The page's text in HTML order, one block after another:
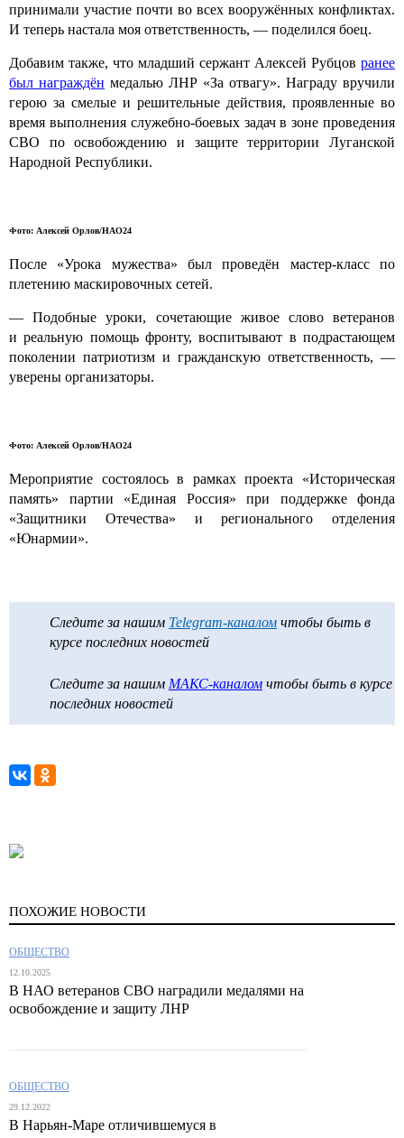
принимали участие почти во всех вооружённых конфликтах.
И теперь настала моя ответственность, — поделился боец.
Добавим также, что младший сержант Алексей Рубцов ранее
был награждён медалью ЛНР «За отвагу». Награду вручили
герою за смелые и решительные действия, проявленные во
время выполнения служебно-боевых задач в зоне проведения
СВО по освобождению и защите территории Луганской
Народной Республики.
Фото: Алексей Орлов/НАО24
После «Урока мужества» был проведён мастер-класс по
плетению маскировочных сетей.
— Подобные уроки, сочетающие живое слово ветеранов
и реальную помощь фронту, воспитывают в подрастающем
поколении патриотизм и гражданскую ответственность, —
уверены организаторы.
Фото: Алексей Орлов/НАО24
Мероприятие состоялось в рамках проекта «Историческая
память» партии «Единая Россия» при поддержке фонда
«Защитники Отечества» и регионального отделения
«Юнармии».
Следите за нашим Telegram-каналом чтобы быть в
курсе последних новостей
Следите за нашим МАКС-каналом чтобы быть в курсе
последних новостей
ПОХОЖИЕ НОВОСТИ
ОБЩЕСТВО
12.10.2025
В НАО ветеранов СВО наградили медалями на
освобождение и защиту ЛНР
ОБЩЕСТВО
29.12.2022
В Нарьян-Маре отличившемуся в